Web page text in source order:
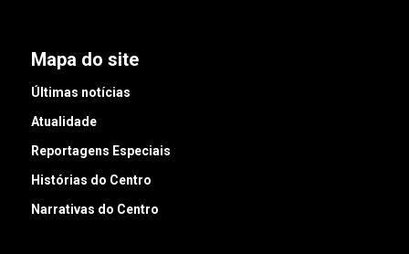
Mapa do site
Últimas notícias
Atualidade
Reportagens Especiais
Histórias do Centro
Narrativas do Centro